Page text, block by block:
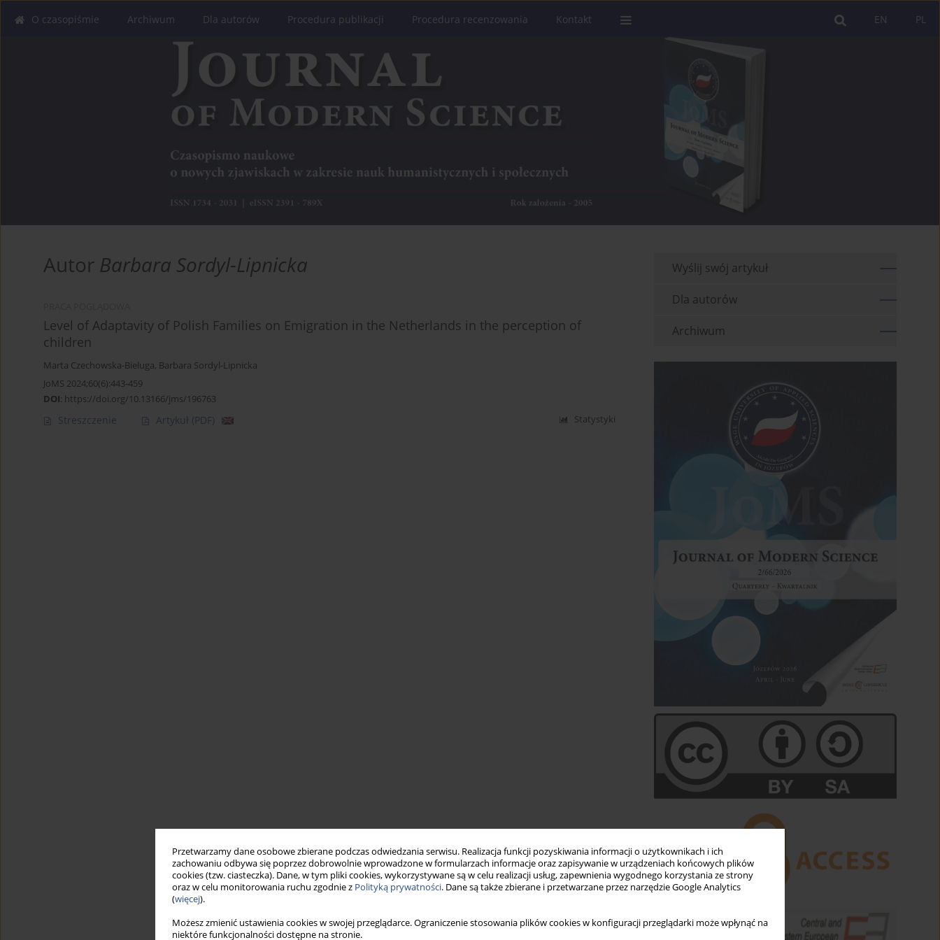
Przetwarzamy dane osobowe zbierane podczas odwiedzania serwisu. Realizacja funkcji pozyskiwania informacji o użytkownikach i ich
zachowaniu odbywa się poprzez dobrowolnie wprowadzone w formularzach informacje oraz zapisywanie w urządzeniach końcowych plików
cookies (tzw. ciasteczka). Dane, w tym pliki cookies, wykorzystywane są w celu realizacji usług, zapewnienia wygodnego korzystania ze strony
oraz w celu monitorowania ruchu zgodnie z Polityką prywatności. Dane są także zbierane i przetwarzane przez narzędzie Google Analytics
(więcej).
Możesz zmienić ustawienia cookies w swojej przeglądarce. Ograniczenie stosowania plików cookies w konfiguracji przeglądarki może wpłynąć na
niektóre funkcjonalności dostępne na stronie.
PL
EN
O czasopiśmie Archiwum Dla autorów Procedura publikacji Procedura recenzowania Kontakt
Autor Barbara Sordyl-Lipnicka
Level of Adaptavity of Polish Families on Emigration in the Netherlands in the perception of
children
Marta Czechowska-Bieluga, Barbara Sordyl-Lipnicka
JoMS 2024;60(6):443-459
DOI: https://doi.org/10.13166/jms/196763
Streszczenie Artykuł (PDF) Statystyki
Wyślij swój artykuł
Dla autorów
Archiwum